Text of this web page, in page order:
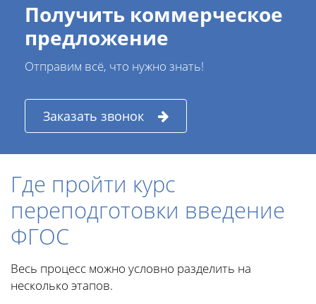
Получить коммерческое
предложение
Отправим всё, что нужно знать!
Заказать звонок
Где пройти курс
переподготовки введение
ФГОС
Весь процесс можно условно разделить на
несколько этапов.